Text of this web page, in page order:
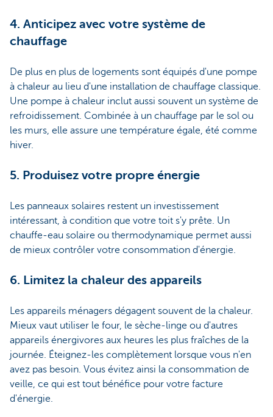
4. Anticipez avec votre système de
chauffage
De plus en plus de logements sont équipés d'une pompe
à chaleur au lieu d'une installation de chauffage classique.
Une pompe à chaleur inclut aussi souvent un système de
refroidissement. Combinée à un chauffage par le sol ou
les murs, elle assure une température égale, été comme
hiver.
5. Produisez votre propre énergie
Les panneaux solaires restent un investissement
intéressant, à condition que votre toit s'y prête. Un
chauffe-eau solaire ou thermodynamique permet aussi
de mieux contrôler votre consommation d'énergie.
6. Limitez la chaleur des appareils
Les appareils ménagers dégagent souvent de la chaleur.
Mieux vaut utiliser le four, le sèche-linge ou d'autres
appareils énergivores aux heures les plus fraîches de la
journée. Éteignez-les complètement lorsque vous n'en
avez pas besoin. Vous évitez ainsi la consommation de
veille, ce qui est tout bénéfice pour votre facture
d'énergie.